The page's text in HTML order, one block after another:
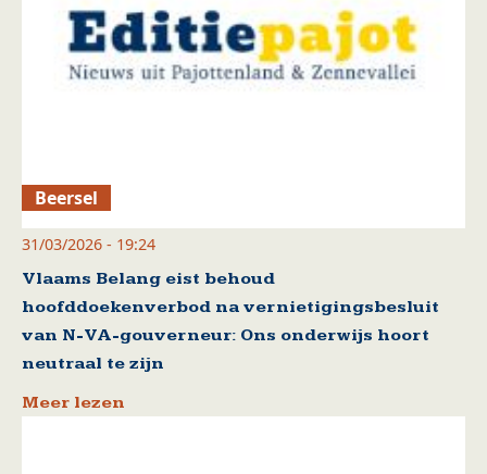
Beersel
31/03/2026 - 19:24
Vlaams Belang eist behoud
hoofddoekenverbod na vernietigingsbesluit
van N-VA-gouverneur: Ons onderwijs hoort
neutraal te zijn
Meer lezen